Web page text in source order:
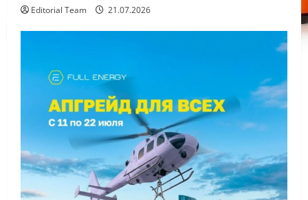
Editorial Team 21.07.2026